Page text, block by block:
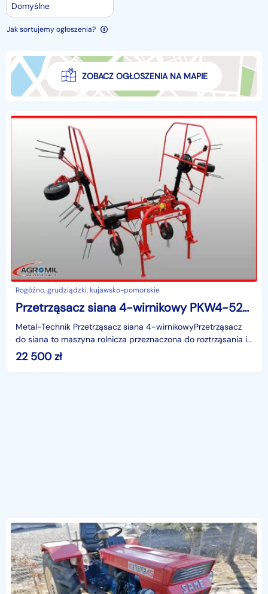
Domyślne
Jak sortujemy ogłoszenia?
ZOBACZ OGŁOSZENIA NA MAPIE
Rogóźno, grudziądzki, kujawsko-pomorskie
Przetrząsacz siana 4-wirnikowy PKW4-5200 metal-technik
Metal-Technik Przetrząsacz siana 4-wirnikowyPrzetrząsacz
do siana to maszyna rolnicza przeznaczona do roztrząsania i
równomiernego rozkładania skoszonej trawy l
22 500zł